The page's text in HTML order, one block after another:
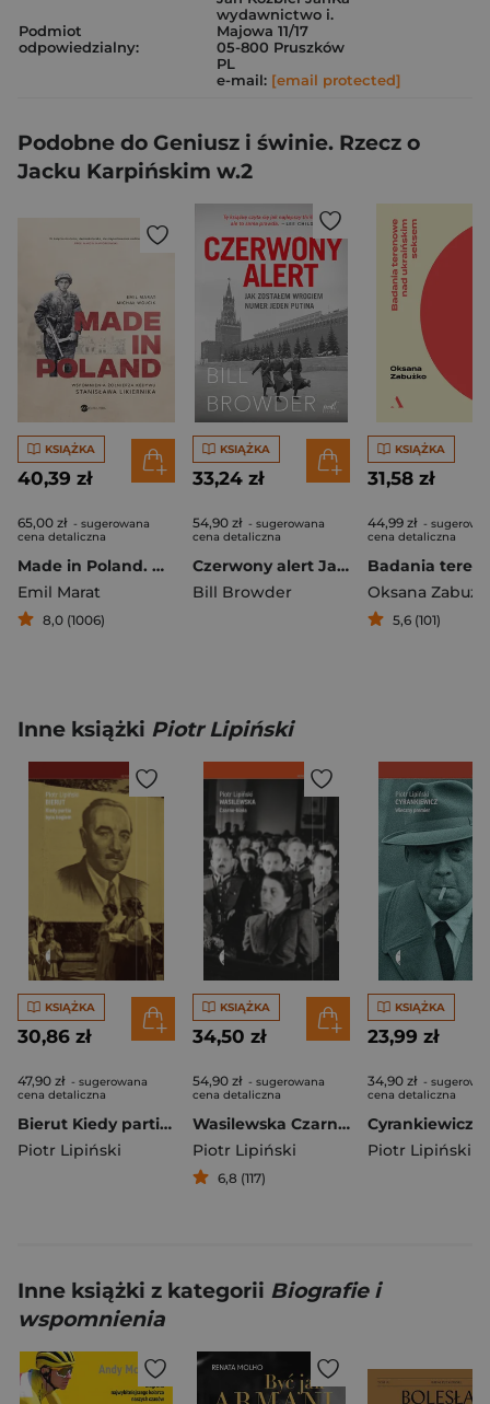
Podmiot
odpowiedzialny:
wydawnictwo i.
Majowa 11/17
05-800 Pruszków
PL
e-mail: [email protected]
Podobne do Geniusz i świnie. Rzecz o
Jacku Karpińskim w.2
KSIĄŻKA
40,39 zł
65,00 zł - sugerowana
cena detaliczna
Made in Poland. Wspomnienia żołnierza Kedywu Stanisława Likiernika
Emil Marat
8,0 (1006)
KSIĄŻKA
33,24 zł
54,90 zł - sugerowana
cena detaliczna
Czerwony alert Jak zostałem wrogiem numer jeden Putina
Bill Browder
KSIĄŻKA
31,58 zł
44,99 zł -
cena detaliczna
Oksana
5,6 (101)
Inne książki Piotr Lipiński
KSIĄŻKA
30,86 zł
47,90 zł - sugerowana
cena detaliczna
Bierut Kiedy partia była bogiem
Piotr Lipiński
KSIĄŻKA
34,50 zł
54,90 zł - sugerowana
cena detaliczna
Wasilewska Czarno-biała
Piotr Lipiński
6,8 (117)
KSIĄŻKA
23,99 zł
34,90 zł -
cena detaliczna
Piotr Lipiński
Inne książki z kategorii Biografie i
wspomnienia